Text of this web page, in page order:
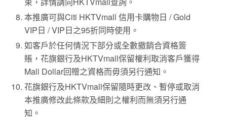
本推廣可與Citi HKTVmall 信用卡購物日 / Gold
VIP日 / VIP日之95折同時使用。
如客戶於任何情況下部分或全數撤銷合資格簽
賬，花旗銀行及HKTVmall保留權利取消客戶獲得
Mall Dollar回贈之資格而毋須另行通知。
花旗銀行及HKTVmall保留隨時更改、暫停或取消
本推廣修改此條款及細則之權利而無須另行通
知。